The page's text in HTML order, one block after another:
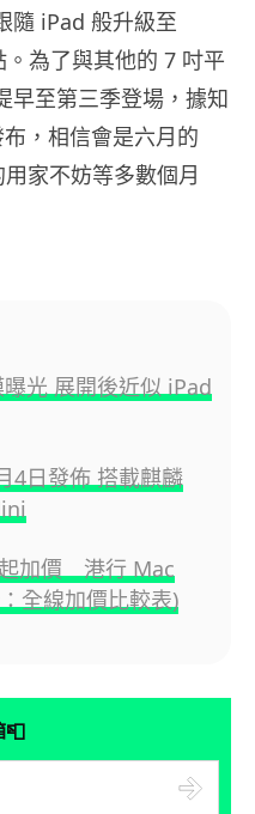
隨 iPad 般升級至
為了與其他的 7 吋平
至第三季登場，據知
，相信會是六月的
家不妨等多數個月
光 展開後近似 iPad
4日發佈 搭載麒麟
加價 港行 Mac
全線加價比較表)
📮